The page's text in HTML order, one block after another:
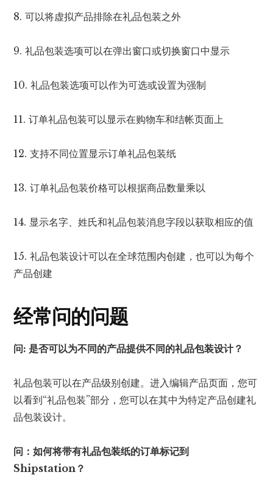
8. 可以将虚拟产品排除在礼品包装之外
9. 礼品包装选项可以在弹出窗口或切换窗口中显示
10. 礼品包装选项可以作为可选或设置为强制
11. 订单礼品包装可以显示在购物车和结帐页面上
12. 支持不同位置显示订单礼品包装纸
13. 订单礼品包装价格可以根据商品数量乘以
14. 显示名字、姓氏和礼品包装消息字段以获取相应的值
15. 礼品包装设计可以在全球范围内创建，也可以为每个
产品创建
经常问的问题
问: 是否可以为不同的产品提供不同的礼品包装设计？
礼品包装可以在产品级别创建。进入编辑产品页面，您可
以看到“礼品包装”部分，您可以在其中为特定产品创建礼
品包装设计。
问：如何将带有礼品包装纸的订单标记到
Shipstation？